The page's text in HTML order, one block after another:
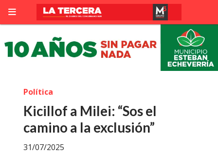
Kicillof a Milei: “Sos el
camino a la exclusión”
Política
31/07/2025